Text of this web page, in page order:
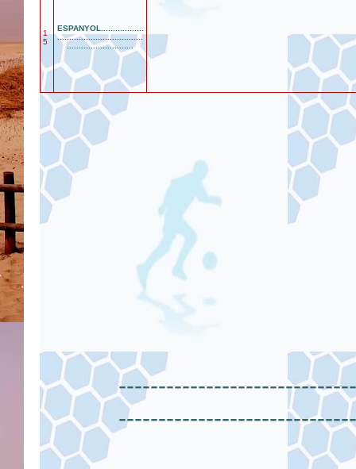
1
5
ESPANYOL..................
....................................
............................